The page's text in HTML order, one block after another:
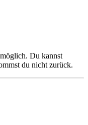
Du kannst
du nicht zurück.